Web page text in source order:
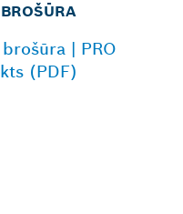
| PRO
(PDF)